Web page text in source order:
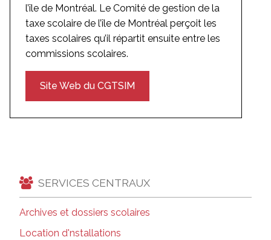
l’île de Montréal. Le Comité de gestion de la
taxe scolaire de l’île de Montréal perçoit les
taxes scolaires qu’il répartit ensuite entre les
commissions scolaires.
Site Web du CGTSIM
SERVICES CENTRAUX
Archives et dossiers scolaires
Location d'nstallations